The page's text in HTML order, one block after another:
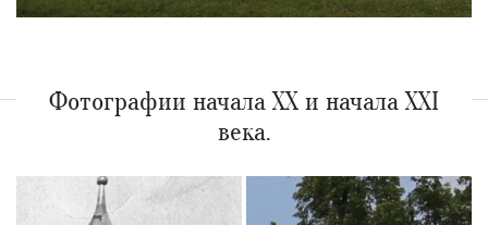
Фотографии начала XX и начала XXI
века.